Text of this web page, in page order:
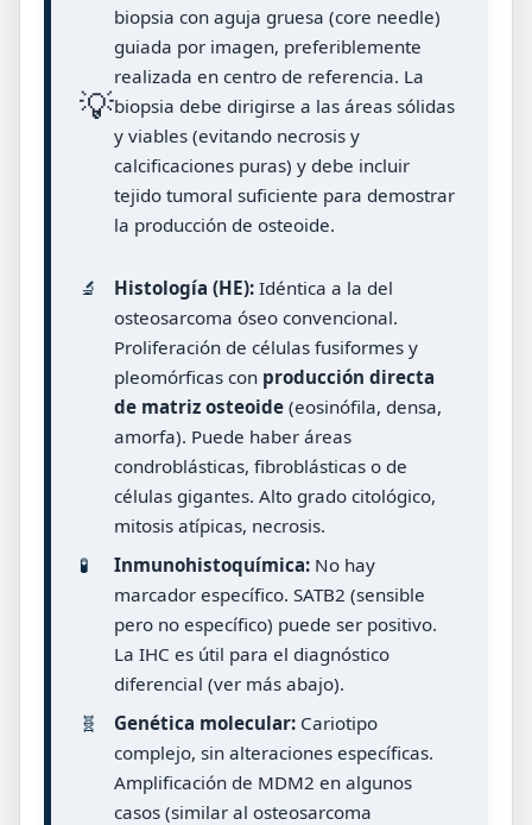
💡
biopsia con aguja gruesa (core needle)
guiada por imagen, preferiblemente
realizada en centro de referencia. La
biopsia debe dirigirse a las áreas sólidas
y viables (evitando necrosis y
calcificaciones puras) y debe incluir
tejido tumoral suficiente para demostrar
la producción de osteoide.
🔬 Histología (HE):Idéntica a la del
osteosarcoma óseo convencional.
Proliferación de células fusiformes y
pleomórficas con producción directa
de matriz osteoide(eosinófila, densa,
amorfa). Puede haber áreas
condroblásticas, fibroblásticas o de
células gigantes. Alto grado citológico,
mitosis atípicas, necrosis.
🧪
Inmunohistoquímica:No hay
marcador específico. SATB2 (sensible
pero no específico) puede ser positivo.
La IHC es útil para el diagnóstico
diferencial (ver más abajo).
🧬
Genética molecular:Cariotipo
complejo, sin alteraciones específicas.
Amplificación de MDM2 en algunos
casos (similar al osteosarcoma